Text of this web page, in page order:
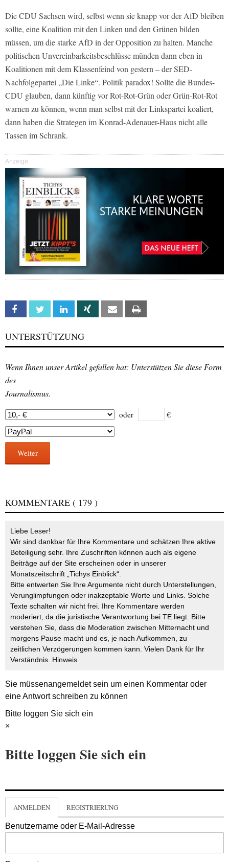
Die CDU Sachsen wird, selbst wenn sie knapp vor der AfD bleiben
sollte, eine Koalition mit den Linken und den Grünen bilden
müssen, um die starke AfD in der Opposition zu halten. Manche
politischen Unvereinbarkeitsbeschlüsse münden dann eben in
Koalitionen mit dem Klassenfeind von gestern – der SED-
Nachfolgepartei „Die Linke“. Politik paradox! Sollte die Bundes-
CDU glauben, dann künftig vor Rot-Rot-Grün oder Grün-Rot-Rot
warnen zu können, wenn man selbst mit der Linkspartei koaliert,
dann haben die Strategen im Konrad-Adenauer-Haus nicht alle
Tassen im Schrank.
Anzeige
Facebook Twitter Linkedin Xing Email
UNTERSTÜTZUNG
Wenn Ihnen unser Artikel gefallen hat: Unterstützen Sie diese Form
des
Journalismus.
oder €
Weiter
KOMMENTARE ( 179 )
Liebe Leser!
Wir sind dankbar für Ihre Kommentare und schätzen Ihre aktive
Beteiligung sehr. Ihre Zuschriften können auch als eigene
Beiträge auf der Site erscheinen oder in unserer
Monatszeitschrift „Tichys Einblick“.
Bitte entwerten Sie Ihre Argumente nicht durch Unterstellungen,
Verunglimpfungen oder inakzeptable Worte und Links. Solche
Texte schalten wir nicht frei. Ihre Kommentare werden
moderiert, da die juristische Verantwortung bei TE liegt. Bitte
verstehen Sie, dass die Moderation zwischen Mitternacht und
morgens Pause macht und es, je nach Aufkommen, zu
zeitlichen Verzögerungen kommen kann. Vielen Dank für Ihr
Verständnis. Hinweis
Sie müssenangemeldetsein um einen Kommentar oder
eine Antwort schreiben zu können
Bitte loggen Sie sich ein
×
Bitte loggen Sie sich ein
ANMELDEN REGISTRIERUNG
Benutzername oder E-Mail-Adresse